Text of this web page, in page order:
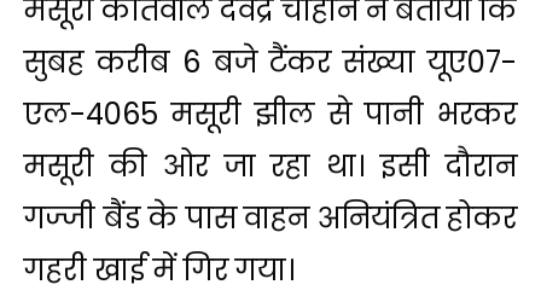
मसूरी कोतवाल देवेंद्र चौहान ने बताया कि
सुबह करीब 6 बजे टैंकर संख्या यूए07-
एल-4065 मसूरी झील से पानी भरकर
मसूरी की ओर जा रहा था। इसी दौरान
गज्जी बैंड के पास वाहन अनियंत्रित होकर
गहरी खाई में गिर गया।